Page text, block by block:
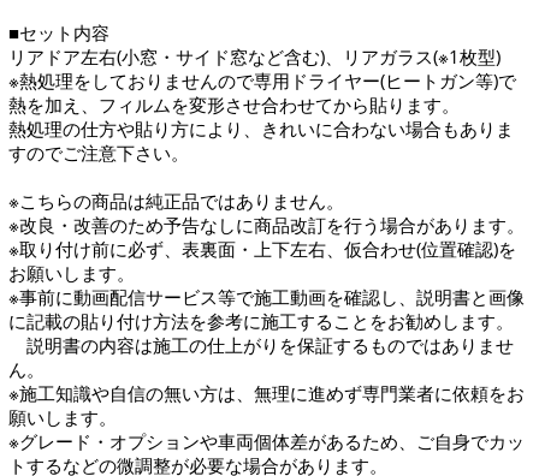
■セット内容
リアドア左右(小窓・サイド窓など含む)、リアガラス(※1枚型)
※熱処理をしておりませんので専用ドライヤー(ヒートガン等)で
熱を加え、フィルムを変形させ合わせてから貼ります。
熱処理の仕方や貼り方により、きれいに合わない場合もありま
すのでご注意下さい。
※こちらの商品は純正品ではありません。
※改良・改善のため予告なしに商品改訂を行う場合があります。
※取り付け前に必ず、表裏面・上下左右、仮合わせ(位置確認)を
お願いします。
※事前に動画配信サービス等で施工動画を確認し、説明書と画像
に記載の貼り付け方法を参考に施工することをお勧めします。
説明書の内容は施工の仕上がりを保証するものではありませ
ん。
※施工知識や自信の無い方は、無理に進めず専門業者に依頼をお
願いします。
※グレード・オプションや車両個体差があるため、ご自身でカッ
トするなどの微調整が必要な場合があります。